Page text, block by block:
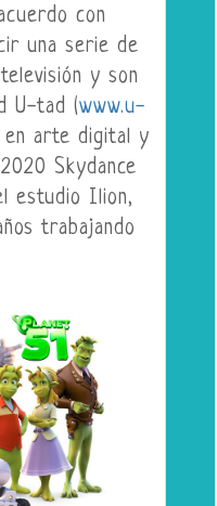
con
una serie de
y son
U-tad (www.u-
en arte digital y
Skydance
estudio Ilion,
trabajando